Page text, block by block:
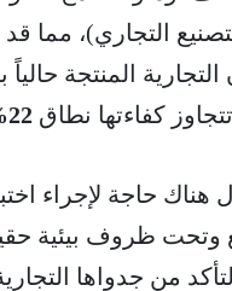
التجاري)، مما
التجارية المنتجة
كفاءتها نطاق 22% إلى 24%
هناك حاجة لإجراء
ظروف بيئية
من جدواها